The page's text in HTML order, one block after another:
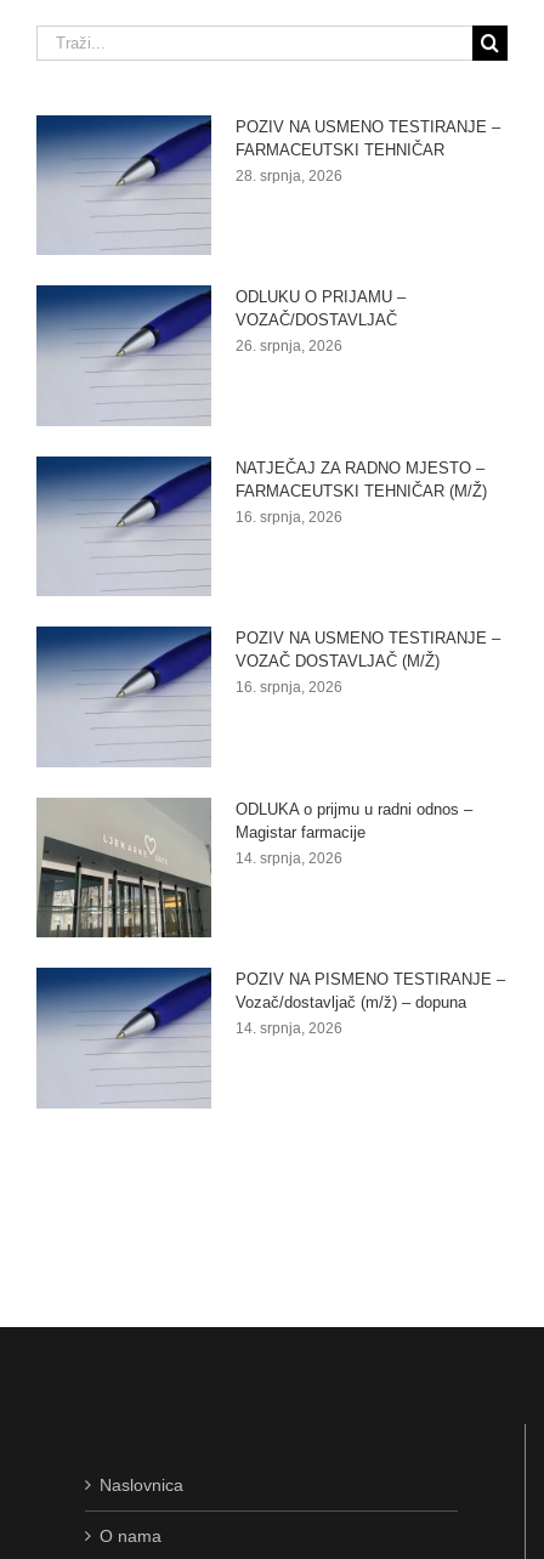
Traži...
POZIV NA USMENO TESTIRANJE –
FARMACEUTSKI TEHNIČAR
28. srpnja, 2026
ODLUKU O PRIJAMU –
VOZAČ/DOSTAVLJAČ
26. srpnja, 2026
NATJEČAJ ZA RADNO MJESTO –
FARMACEUTSKI TEHNIČAR (M/Ž)
16. srpnja, 2026
POZIV NA USMENO TESTIRANJE –
VOZAČ DOSTAVLJAČ (M/Ž)
16. srpnja, 2026
ODLUKA o prijmu u radni odnos –
Magistar farmacije
14. srpnja, 2026
POZIV NA PISMENO TESTIRANJE –
Vozač/dostavljač (m/ž) – dopuna
14. srpnja, 2026
Naslovnica
O nama